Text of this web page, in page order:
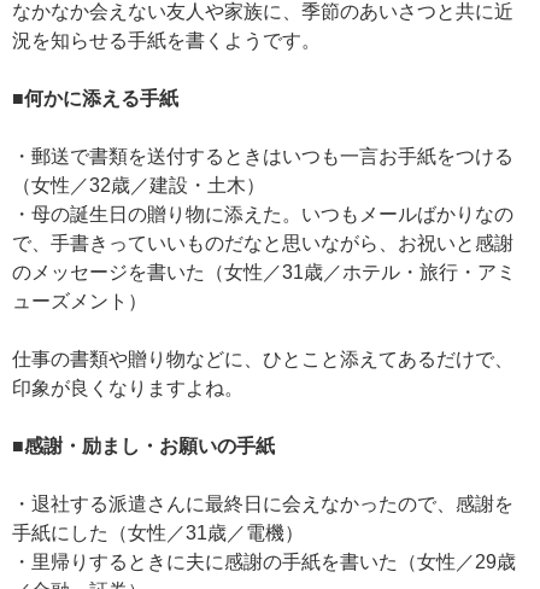
なかなか会えない友人や家族に、季節のあいさつと共に近
況を知らせる手紙を書くようです。
■何かに添える手紙
・郵送で書類を送付するときはいつも一言お手紙をつける
（女性／32歳／建設・土木）
・母の誕生日の贈り物に添えた。いつもメールばかりなの
で、手書きっていいものだなと思いながら、お祝いと感謝
のメッセージを書いた（女性／31歳／ホテル・旅行・アミ
ューズメント）
仕事の書類や贈り物などに、ひとこと添えてあるだけで、
印象が良くなりますよね。
■感謝・励まし・お願いの手紙
・退社する派遣さんに最終日に会えなかったので、感謝を
手紙にした（女性／31歳／電機）
・里帰りするときに夫に感謝の手紙を書いた（女性／29歳